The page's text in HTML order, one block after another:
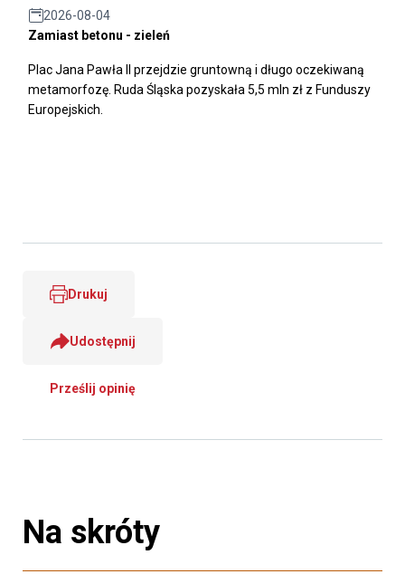
2026-08-04
Zamiast betonu - zieleń
Plac Jana Pawła II przejdzie gruntowną i długo oczekiwaną
metamorfozę. Ruda Śląska pozyskała 5,5 mln zł z Funduszy
Europejskich.
Drukuj
Udostępnij
Prześlij opinię
Na skróty